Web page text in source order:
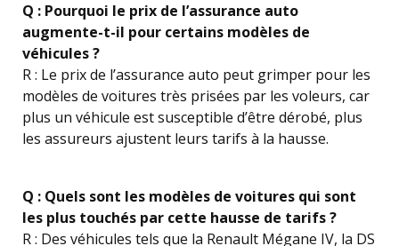
Q : Pourquoi le prix de l’assurance auto
augmente-t-il pour certains modèles de
véhicules ?
R : Le prix de l’assurance auto peut grimper pour les
modèles de voitures très prisées par les voleurs, car
plus un véhicule est susceptible d’être dérobé, plus
les assureurs ajustent leurs tarifs à la hausse.
Q : Quels sont les modèles de voitures qui sont
les plus touchés par cette hausse de tarifs ?
R : Des véhicules tels que la Renault Mégane IV, la DS